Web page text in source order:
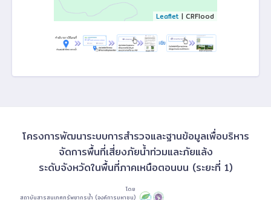
Leaflet | CRFlood
โครงการพัฒนาระบบการสำรวจและฐานข้อมูลเพื่อบริหาร
จัดการพื้นที่เสี่ยงภัยน้ำท่วมและภัยแล้ง
ระดับจังหวัดในพื้นที่ภาคเหนือตอนบน (ระยะที่ 1)
โดย
สถาบันสารสนเทศทรัพยากรน้ำ (องค์การมหาชน)